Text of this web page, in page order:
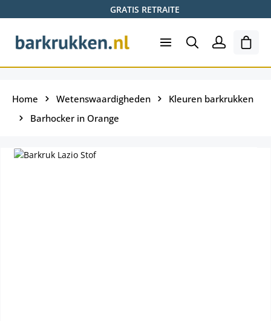
GRATIS RETRAITE
Home Wetenswaardigheden
Kleuren barkrukken
Barhocker in Orange